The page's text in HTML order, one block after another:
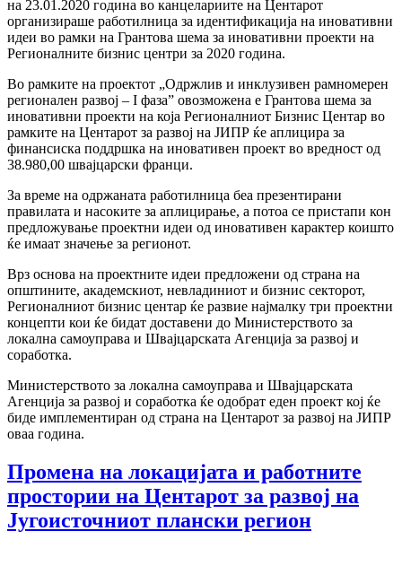
на 23.01.2020 година во канцелариите на Центарот
организираше работилница за идентификација на иновативни
идеи во рамки на Грантова шема за иновативни проекти на
Регионалните бизнис центри за 2020 година.
Во рамките на проектот „Одржлив и инклузивен рамномерен
регионален развој – I фаза” овозможена е Грантова шема за
иновативни проекти на која Регионалниот Бизнис Центар во
рамките на Центарот за развој на ЈИПР ќе аплицира за
финансиска поддршка на иновативен проект во вредност од
38.980,00 швајцарски франци.
За време на одржаната работилница беа презентирани
правилата и насоките за аплицирање, а потоа се пристапи кон
предложување проектни идеи од иновативен карактер коишто
ќе имаат значење за регионот.
Врз основа на проектните идеи предложени од страна на
општините, академскиот, невладиниот и бизнис секторот,
Регионалниот бизнис центар ќе развие најмалку три проектни
концепти кои ќе бидат доставени до Министерството за
локална самоуправа и Швајцарската Агенција за развој и
соработка.
Министерството за локална самоуправа и Швајцарската
Агенција за развој и соработка ќе одобрат еден проект кој ќе
биде имплементиран од страна на Центарот за развој на ЈИПР
оваа година.
Промена на локацијата и работните
простории на Центарот за развој на
Југоисточниот плански регион